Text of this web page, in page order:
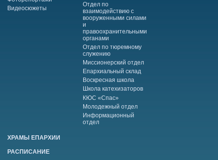
Видеосюжеты
Отдел по
взаимодействию с
вооруженными силами
и
правоохранительными
органами
Отдел по тюремному
служению
Миссионерский отдел
Епархиальный склад
Воскресная школа
Школа катехизаторов
КЮС «Спас»
Молодежный отдел
Информационный
отдел
ХРАМЫ ЕПАРХИИ
РАСПИСАНИЕ